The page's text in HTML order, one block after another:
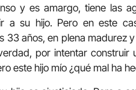
y es amargo, tiene las
a su hijo. Pero en este
33 años, en plena madurez
por intentar construir
este hijo mío ¿qué mal ha